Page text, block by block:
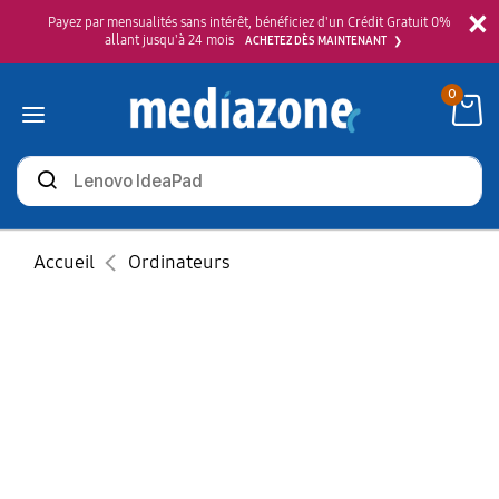
×
Payez par mensualités sans intérêt, bénéficiez d'un Crédit Gratuit 0%
allant jusqu'à 24 mois
ACHETEZ DÈS MAINTENANT
Rechercher
des
produits
0
Accueil Ordinateurs